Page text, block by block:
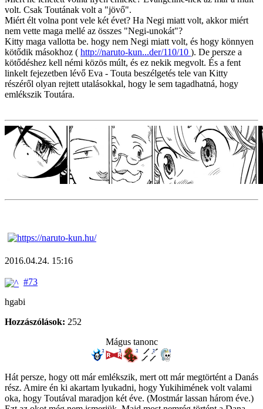
volt. Csak Toutának volt a "jövő".
Miért élt volna pont vele két évet? Ha Negi miatt volt, akkor miért
nem vette maga mellé az összes "Negi-unokát"?
Kitty maga vallotta be. hogy nem Negi miatt volt, és hogy könnyen
kötődik másokhoz ( http://naruto-kun...der/110/10 ). De persze a
kötődéshez kell némi közös múlt, és ez nekik megvolt. És a fent
linkelt fejezetben lévő Eva - Touta beszélgetés tele van Kitty
részéről olyan rejtett utalásokkal, hogy le sem tagadhatná, hogy
emlékszik Toutára.
2016.04.24. 15:16
#73
hgabi
Hozzászólások: 252
Mágus tanonc
Hát persze, hogy ott már emlékszik, mert ott már megtörtént a Danás
rész. Amire én ki akartam lyukadni, hogy Yukihimének volt valami
oka, hogy Toutával maradjon két éve. (Mostmár lassan három éve.)